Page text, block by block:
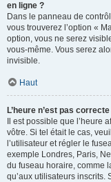
en ligne ?
Dans le panneau de
vous trouverez l’option «
option, vous ne serez
vous-même. Vous serez
invisible.
Haut
L’heure n’est pas correcte
Il est possible que l’heure
vôtre. Si tel était le cas,
l’utilisateur et régler le
exemple Londres, Paris,
du fuseau horaire, comme
qu’aux utilisateurs inscrits.